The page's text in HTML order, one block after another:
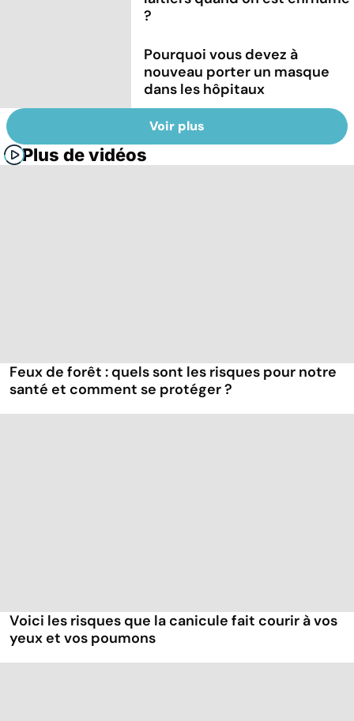
?
Pourquoi vous devez à
nouveau porter un masque
dans les hôpitaux
Voir plus
Plus de vidéos
Feux de forêt : quels sont les risques pour notre
santé et comment se protéger ?
Voici les risques que la canicule fait courir à vos
yeux et vos poumons